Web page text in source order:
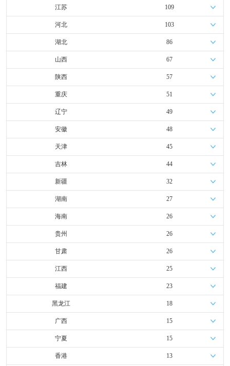
江苏 109
河北 103
湖北 86
山西 67
陕西 57
重庆 51
辽宁 49
安徽 48
天津 45
吉林 44
新疆 32
湖南 27
海南 26
贵州 26
甘肃 26
江西 25
福建 23
黑龙江 18
广西 15
宁夏 15
香港 13